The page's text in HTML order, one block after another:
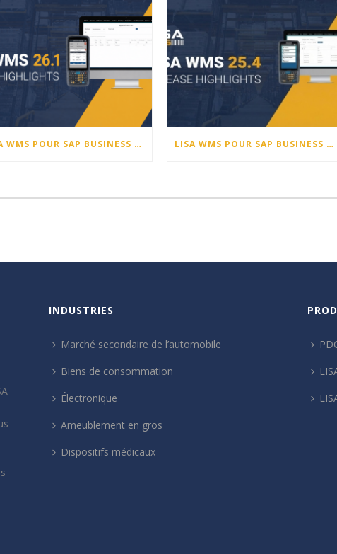
LISA WMS POUR SAP BUSINESS ONE – NOUVEAUTÉS DE LA VERSION 26.1 LISA WMS POUR SAP BUSINESS ONE – NOUVEAUTÉS DE LA VERSION 25.4
INDUSTRIES
Marché secondaire de l’automobile
Biens de consommation
Électronique
Ameublement en gros
Dispositifs médicaux